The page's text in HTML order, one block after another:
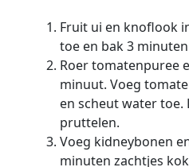
Fruit ui en knoflook
toe en bak 3
Roer tomatenpuree
minuut. Voeg
en scheut water toe.
pruttelen.
Voeg kidneybonen
minuten zachtjes